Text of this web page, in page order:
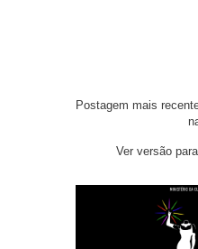
Postagem mais
Ver versão